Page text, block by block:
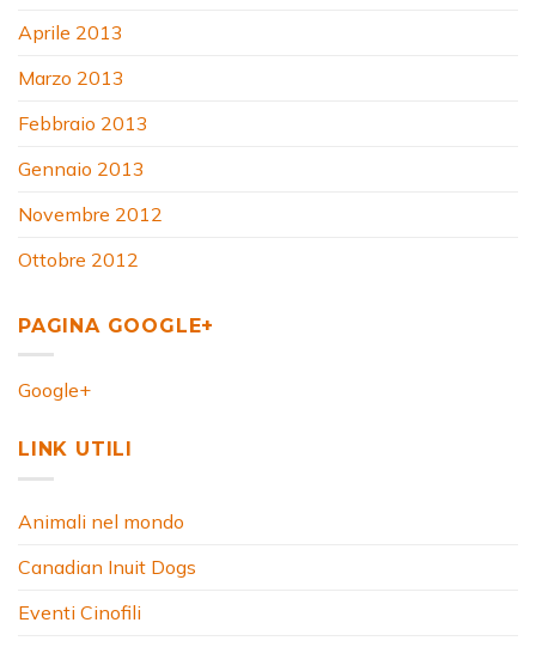
Aprile 2013
Marzo 2013
Febbraio 2013
Gennaio 2013
Novembre 2012
Ottobre 2012
PAGINA GOOGLE+
Google+
LINK UTILI
Animali nel mondo
Canadian Inuit Dogs
Eventi Cinofili